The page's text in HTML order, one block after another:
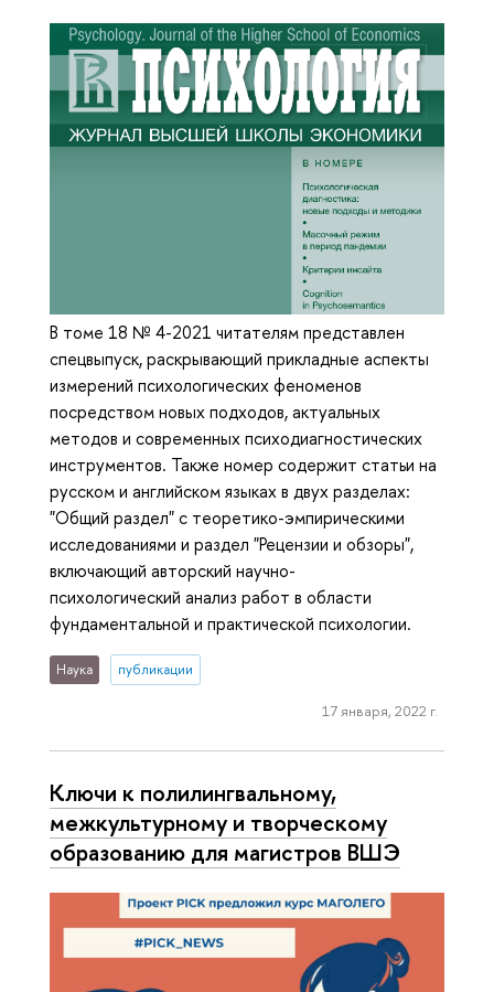
В томе 18 № 4-2021 читателям представлен
спецвыпуск, раскрывающий прикладные аспекты
измерений психологических феноменов
посредством новых подходов, актуальных
методов и современных психодиагностических
инструментов. Также номер содержит статьи на
русском и английском языках в двух разделах:
"Общий раздел" с теоретико-эмпирическими
исследованиями и раздел "Рецензии и обзоры",
включающий авторский научно-
психологический анализ работ в области
фундаментальной и практической психологии.
Наука публикации
17 января, 2022 г.
Ключи к полилингвальному,
межкультурному и творческому
образованию для магистров ВШЭ